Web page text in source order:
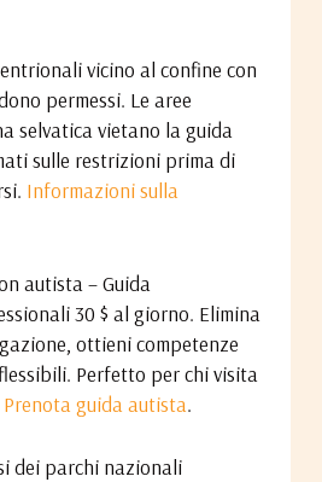
vicino al confine con
permessi. Le aree
selvatica vietano la guida
sulle restrizioni prima di
Informazioni sulla
autista – Guida
30 $ al giorno. Elimina
ottieni competenze
Perfetto per chi visita
Prenota guida autista.
dei parchi nazionali